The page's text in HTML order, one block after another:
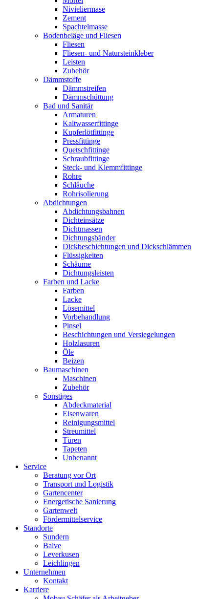
Nivieliermase
Zement
Spachtelmasse
Bodenbeläge und Fliesen
Fliesen
Fliesen- und Natursteinkleber
Leisten
Zubehör
Dämmstoffe
Dämmstreifen
Dämmschüttung
Bad und Sanitär
Armaturen
Kaltwasserfittinge
Kupferlötfittinge
Pressfittinge
Quetschfittinge
Schraubfittinge
Steck- und Klemmfittinge
Rohre
Schläuche
Rohrisolierung
Abdichtungen
Abdichtungsbahnen
Dichteinsätze
Dichtmassen
Dichtungsbänder
Dickbeschichtungen und Dickschlämmen
Flüssigkeiten
Schäume
Dichtungsleisten
Farben und Lacke
Farben
Lacke
Lösemittel
Vorbehandlung
Pinsel
Beschichtungen und Versiegelungen
Holzlasuren
Öle
Beizen
Baumaschinen
Maschinen
Zubehör
Sonstiges
Abdeckmaterial
Eisenwaren
Reinigungsmittel
Streumittel
Türen
Tapeten
Unbenannt
Service
Beratung vor Ort
Transport und Logistik
Gartencenter
Energetische Sanierung
Gartenwelt
Fördermittelservice
Standorte
Sundern
Balve
Leverkusen
Leichlingen
Unternehmen
Kontakt
Karriere